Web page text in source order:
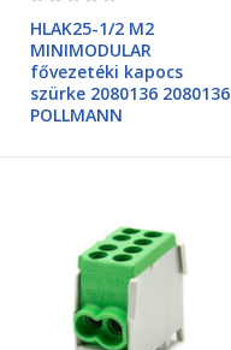
HLAK25-1/2 M2
MINIMODULAR
fővezetéki kapocs
szürke 2080136 2080136
POLLMANN